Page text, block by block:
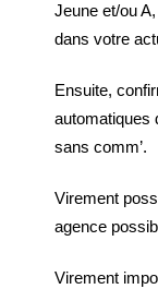
Jeune et/ou
dans votre
Ensuite,
automatiques
sans comm’.
Virement
agence
Virement